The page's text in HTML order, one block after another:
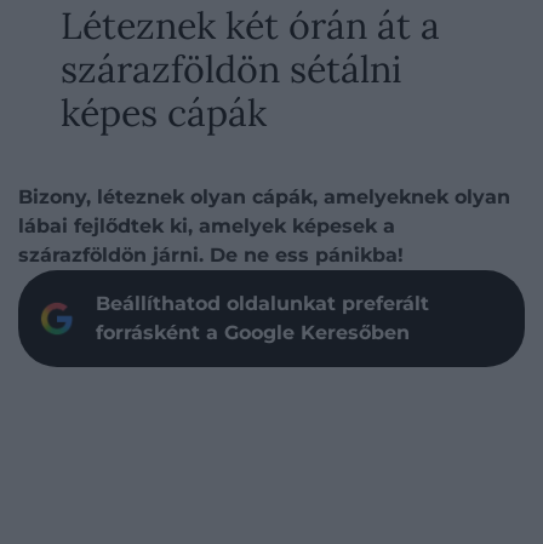
Léteznek két órán át a
szárazföldön sétálni
képes cápák
Bizony, léteznek olyan cápák, amelyeknek olyan
lábai fejlődtek ki, amelyek képesek a
szárazföldön járni. De ne ess pánikba!
Beállíthatod oldalunkat preferált
forrásként a Google Keresőben